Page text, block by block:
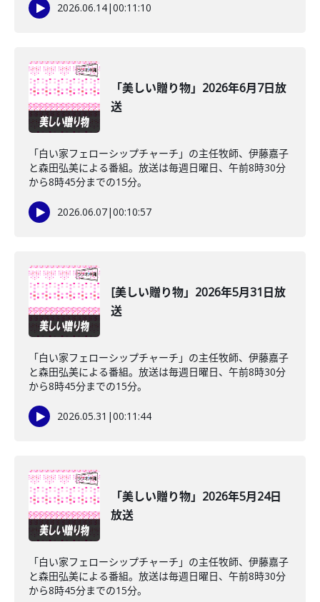
2026.06.14|00:11:10
「美しい贈り物」2026年6月7日放
送
「白い家フェローシップチャーチ」の主任牧師、伊藤嘉子
と森田弘美による番組。放送は毎週日曜日、午前8時30分
から8時45分までの15分。
2026.06.07|00:10:57
[美しい贈り物」2026年5月31日放
送
「白い家フェローシップチャーチ」の主任牧師、伊藤嘉子
と森田弘美による番組。放送は毎週日曜日、午前8時30分
から8時45分までの15分。
2026.05.31 |00:11:44
「美しい贈り物」2026年5月24日
放送
「白い家フェローシップチャーチ」の主任牧師、伊藤嘉子
と森田弘美による番組。放送は毎週日曜日、午前8時30分
から8時45分までの15分。